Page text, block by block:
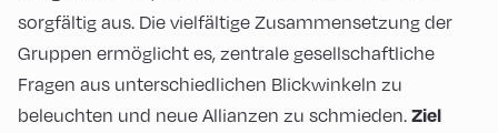
sorgfältig aus. Die vielfältige Zusammensetzung der
Gruppen ermöglicht es, zentrale gesellschaftliche
Fragen aus unterschiedlichen Blickwinkeln zu
beleuchten und neue Allianzen zu schmieden.Ziel